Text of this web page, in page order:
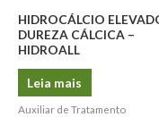
HIDROCÁLCIO
DUREZA CÁLCICA –
HIDROALL
Leia mais
Auxiliar de Tratamento